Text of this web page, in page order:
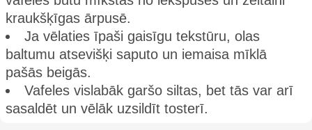
kraukšķīgas ārpusē.
Ja vēlaties īpaši gaisīgu tekstūru, olas
baltumu atsevišķi saputo un iemaisa mīklā
pašās beigās.
Vafeles vislabāk garšo siltas, bet tās var arī
sasaldēt un vēlāk uzsildīt tosterī.